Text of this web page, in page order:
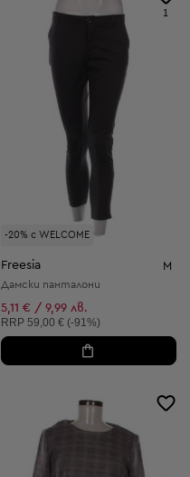
-20% с WELCOME
1
Freesia M
Дамски панталони
5,11 € / 9,99 лв.
Препоръчителна цена:
RRP 59,00 € (-91%)